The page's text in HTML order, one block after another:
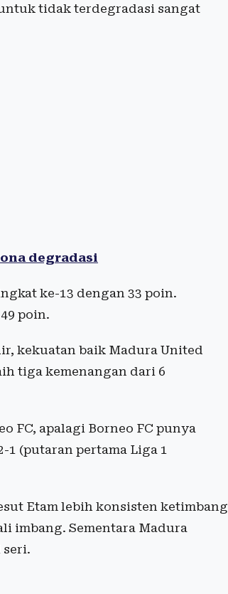
tidak terdegradasi sangat
degradasi
ke-13 dengan 33 poin.
poin.
kekuatan baik Madura United
tiga kemenangan dari 6
FC, apalagi Borneo FC punya
(putaran pertama Liga 1
Etam lebih konsisten ketimbang
imbang. Sementara Madura
seri.